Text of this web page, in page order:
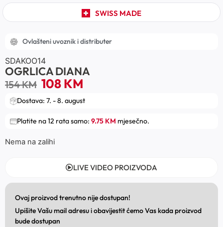
SWISS MADE
Ovlašteni uvoznik i distributer
SDAKOO14
OGRLICA DIANA
154KM 108KM
Dostava: 7. - 8. august
Platite na 12 rata samo: 9.75 KM mjesečno.
Nema na zalihi
LIVE VIDEO PROIZVODA
Ovaj proizvod trenutno nije dostupan!
Upišite Vašu mail adresu i obavijestit ćemo Vas kada proizvod
bude dostupan